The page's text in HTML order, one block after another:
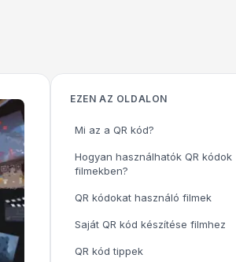
EZEN AZ OLDALON
Mi az a QR kód?
Hogyan használhatók QR kódok
filmekben?
QR kódokat használó filmek
Saját QR kód készítése filmhez
QR kód tippek